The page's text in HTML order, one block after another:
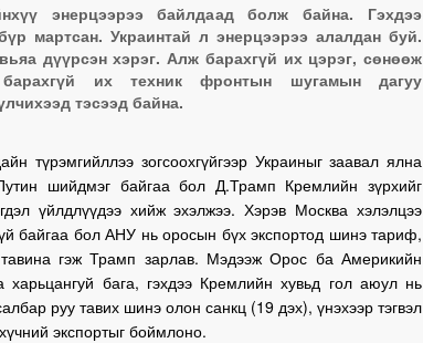
энерцээрээ байлдаад болж байна. Гэхдээ
мартсан. Украинтай л энерцээрээ алалдан буй.
дүүрсэн хэрэг. Алж барахгүй их цэрэг, сөнөөж
их техник фронтын шугамын дагуу
тэсээд байна.
түрэмгийллээ зогсоохгүйгээр Украиныг заавал ялна
шийдмэг байгаа бол Д.Трамп Кремлийн зүрхийг
үйлдлүүдээ хийж эхэлжээ. Хэрэв Москва хэлэлцээ
байгаа бол АНУ нь оросын бүх экспортод шинэ тариф,
тавина гэж Трамп зарлав. Мэдээж Орос ба Америкийн
харьцангуй бага, гэхдээ Кремлийн хувьд гол аюул нь
руу тавих шинэ олон санкц (19 дэх), үнэхээр тэгвэл
экспортыг боймлоно.